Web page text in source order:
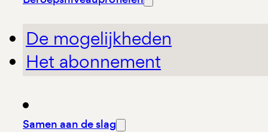
De mogelijkheden
Het abonnement
Samen aan de slag